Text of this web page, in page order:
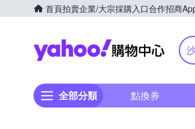
首頁拍賣企業/大宗採購入口合作招商
全部分類 點換券